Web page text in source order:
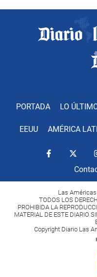
PORTADA LO
EEUU AMÉRICA
Las
TODOS LOS
PROHIBIDA LA
MATERIAL DE ESTE DIARIO
Copyright Diario Las